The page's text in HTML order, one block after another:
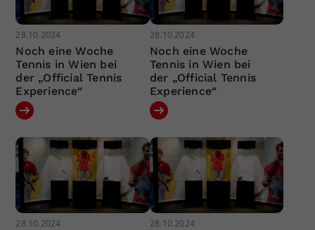
28.10.2024
Noch eine Woche
Tennis in Wien bei
der „Official Tennis
Experience“
28.10.2024
Noch eine Woche
Tennis in Wien bei
der „Official Tennis
Experience“
28.10.2024 28.10.2024